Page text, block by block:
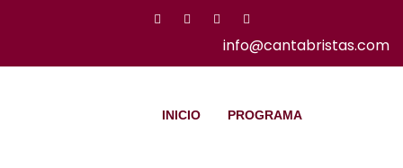
info@cantabristas.com
INICIO PROGRAMA